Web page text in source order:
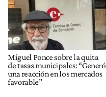
Miguel Ponce sobre la quita
de tasas municipales: “Generó
una reacción en los mercados
favorable”